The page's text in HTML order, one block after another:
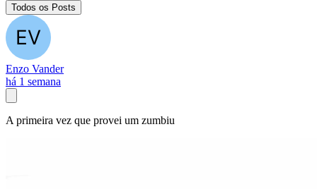
Todos os Posts
Enzo Vander
há 1 semana
A primeira vez que provei um zumbiu